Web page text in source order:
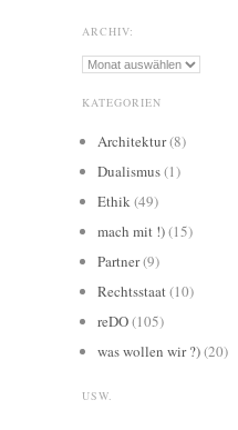
ARCHIV:
Archiv:
KATEGORIEN
Architektur(8)
Dualismus(1)
Ethik (49)
mach mit !)(15)
Partner(9)
Rechtsstaat (10)
reDO(105)
was wollen wir ?)(20)
USW.